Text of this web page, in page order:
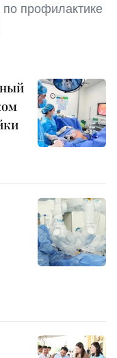
профилактике